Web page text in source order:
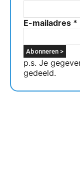
E-mailadres *
p.s. Je
gedeeld.